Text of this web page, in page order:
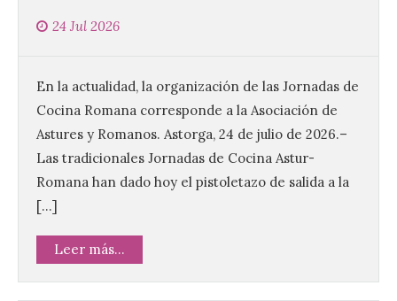
24 Jul 2026
En la actualidad, la organización de las Jornadas de
Cocina Romana corresponde a la Asociación de
Astures y Romanos. Astorga, 24 de julio de 2026.–
Las tradicionales Jornadas de Cocina Astur-
Romana han dado hoy el pistoletazo de salida a la
[…]
Leer más...